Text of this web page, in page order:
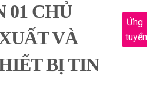
01 CHỦ
VÀ
BỊ TIN
Ứng
tuyển